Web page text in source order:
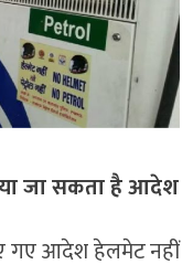
जा सकता है आदेश
गए आदेश हेलमेट नहीं